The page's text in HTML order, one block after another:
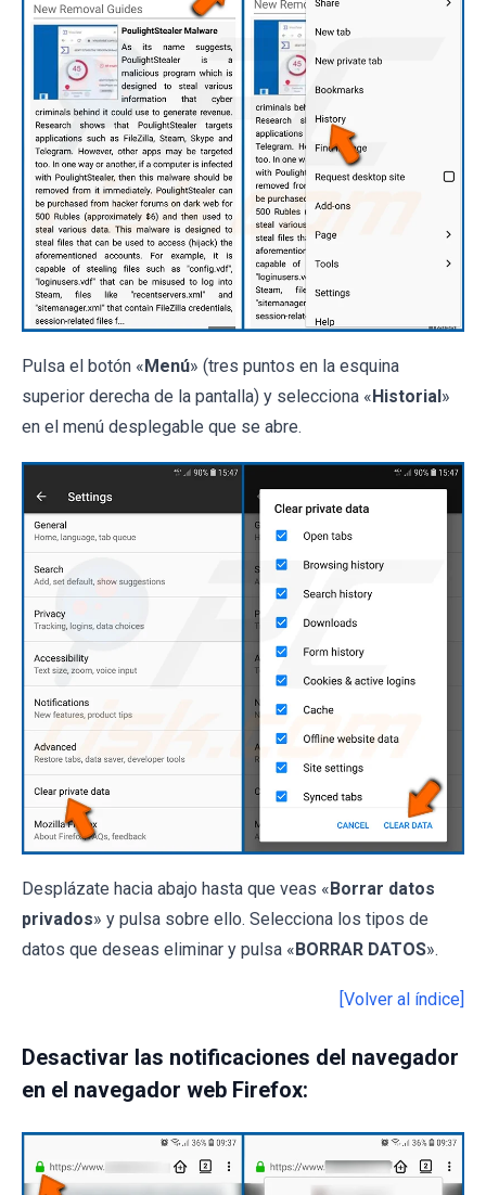
Pulsa el botón « Menú» (tres puntos en la esquina
superior derecha de la pantalla) y selecciona « Historial »
en el menú desplegable que se abre.
Desplázate hacia abajo hasta que veas « Borrar datos
privados» y pulsa sobre ello. Selecciona los tipos de
datos que deseas eliminar y pulsa « BORRAR DATOS».
[Volver al índice]
Desactivar las notificaciones del navegador
en el navegador web Firefox: